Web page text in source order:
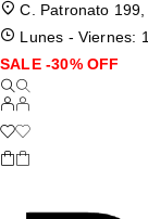
C. Patronato
Lunes - Viernes:
SALE -30% OFF